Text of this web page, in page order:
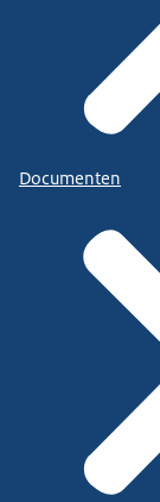
Documenten